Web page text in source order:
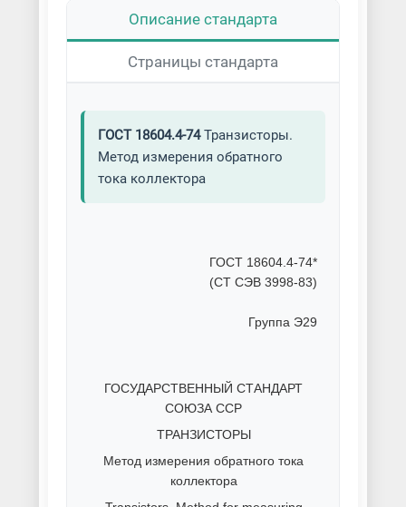
Описание стандарта
Страницы стандарта
ГОСТ 18604.4-74Транзисторы.
Метод измерения обратного
тока коллектора